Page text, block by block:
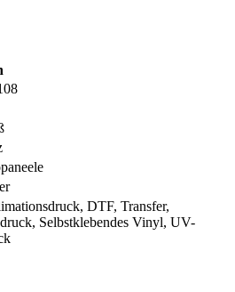
DTF, Transfer,
Selbstklebendes Vinyl, UV-